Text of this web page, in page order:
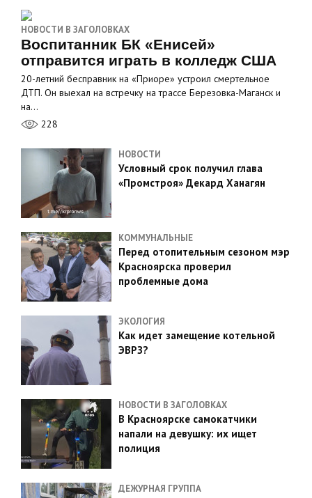
НОВОСТИ В ЗАГОЛОВКАХ
Воспитанник БК «Енисей»
отправится играть в колледж США
20-летний бесправник на «Приоре» устроил смертельное
ДТП. Он выехал на встречку на трассе Березовка-Маганск и
на…
228
НОВОСТИ
Условный срок получил глава
«Промстроя» Декард Ханагян
КОММУНАЛЬНЫЕ
Перед отопительным сезоном мэр
Красноярска проверил
проблемные дома
ЭКОЛОГИЯ
Как идет замещение котельной
ЭВРЗ?
НОВОСТИ В ЗАГОЛОВКАХ
В Красноярске самокатчики
напали на девушку: их ищет
полиция
ДЕЖУРНАЯ ГРУППА